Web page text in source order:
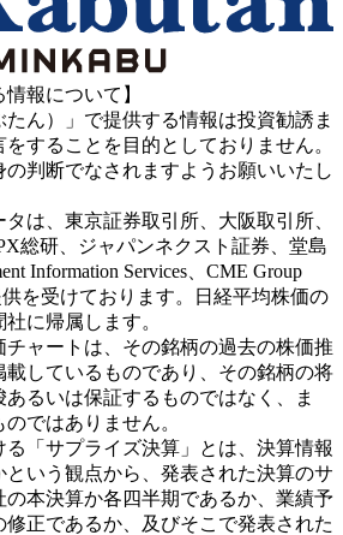
報について】
ん）」で提供する情報は投資勧誘ま
することを目的としておりません。
判断でなされますようお願いいたし
は、東京証券取引所、大阪取引所、
総研、ジャパンネクスト証券、堂島
Information Services、CME Group
を受けております。日経平均株価の
に帰属します。
ャートは、その銘柄の過去の株価推
しているものであり、その銘柄の将
るいは保証するものではなく、ま
ではありません。
「サプライズ決算」とは、決算情報
という観点から、発表された決算のサ
の本決算か各四半期であるか、業績予
正であるか、及びそこで発表された